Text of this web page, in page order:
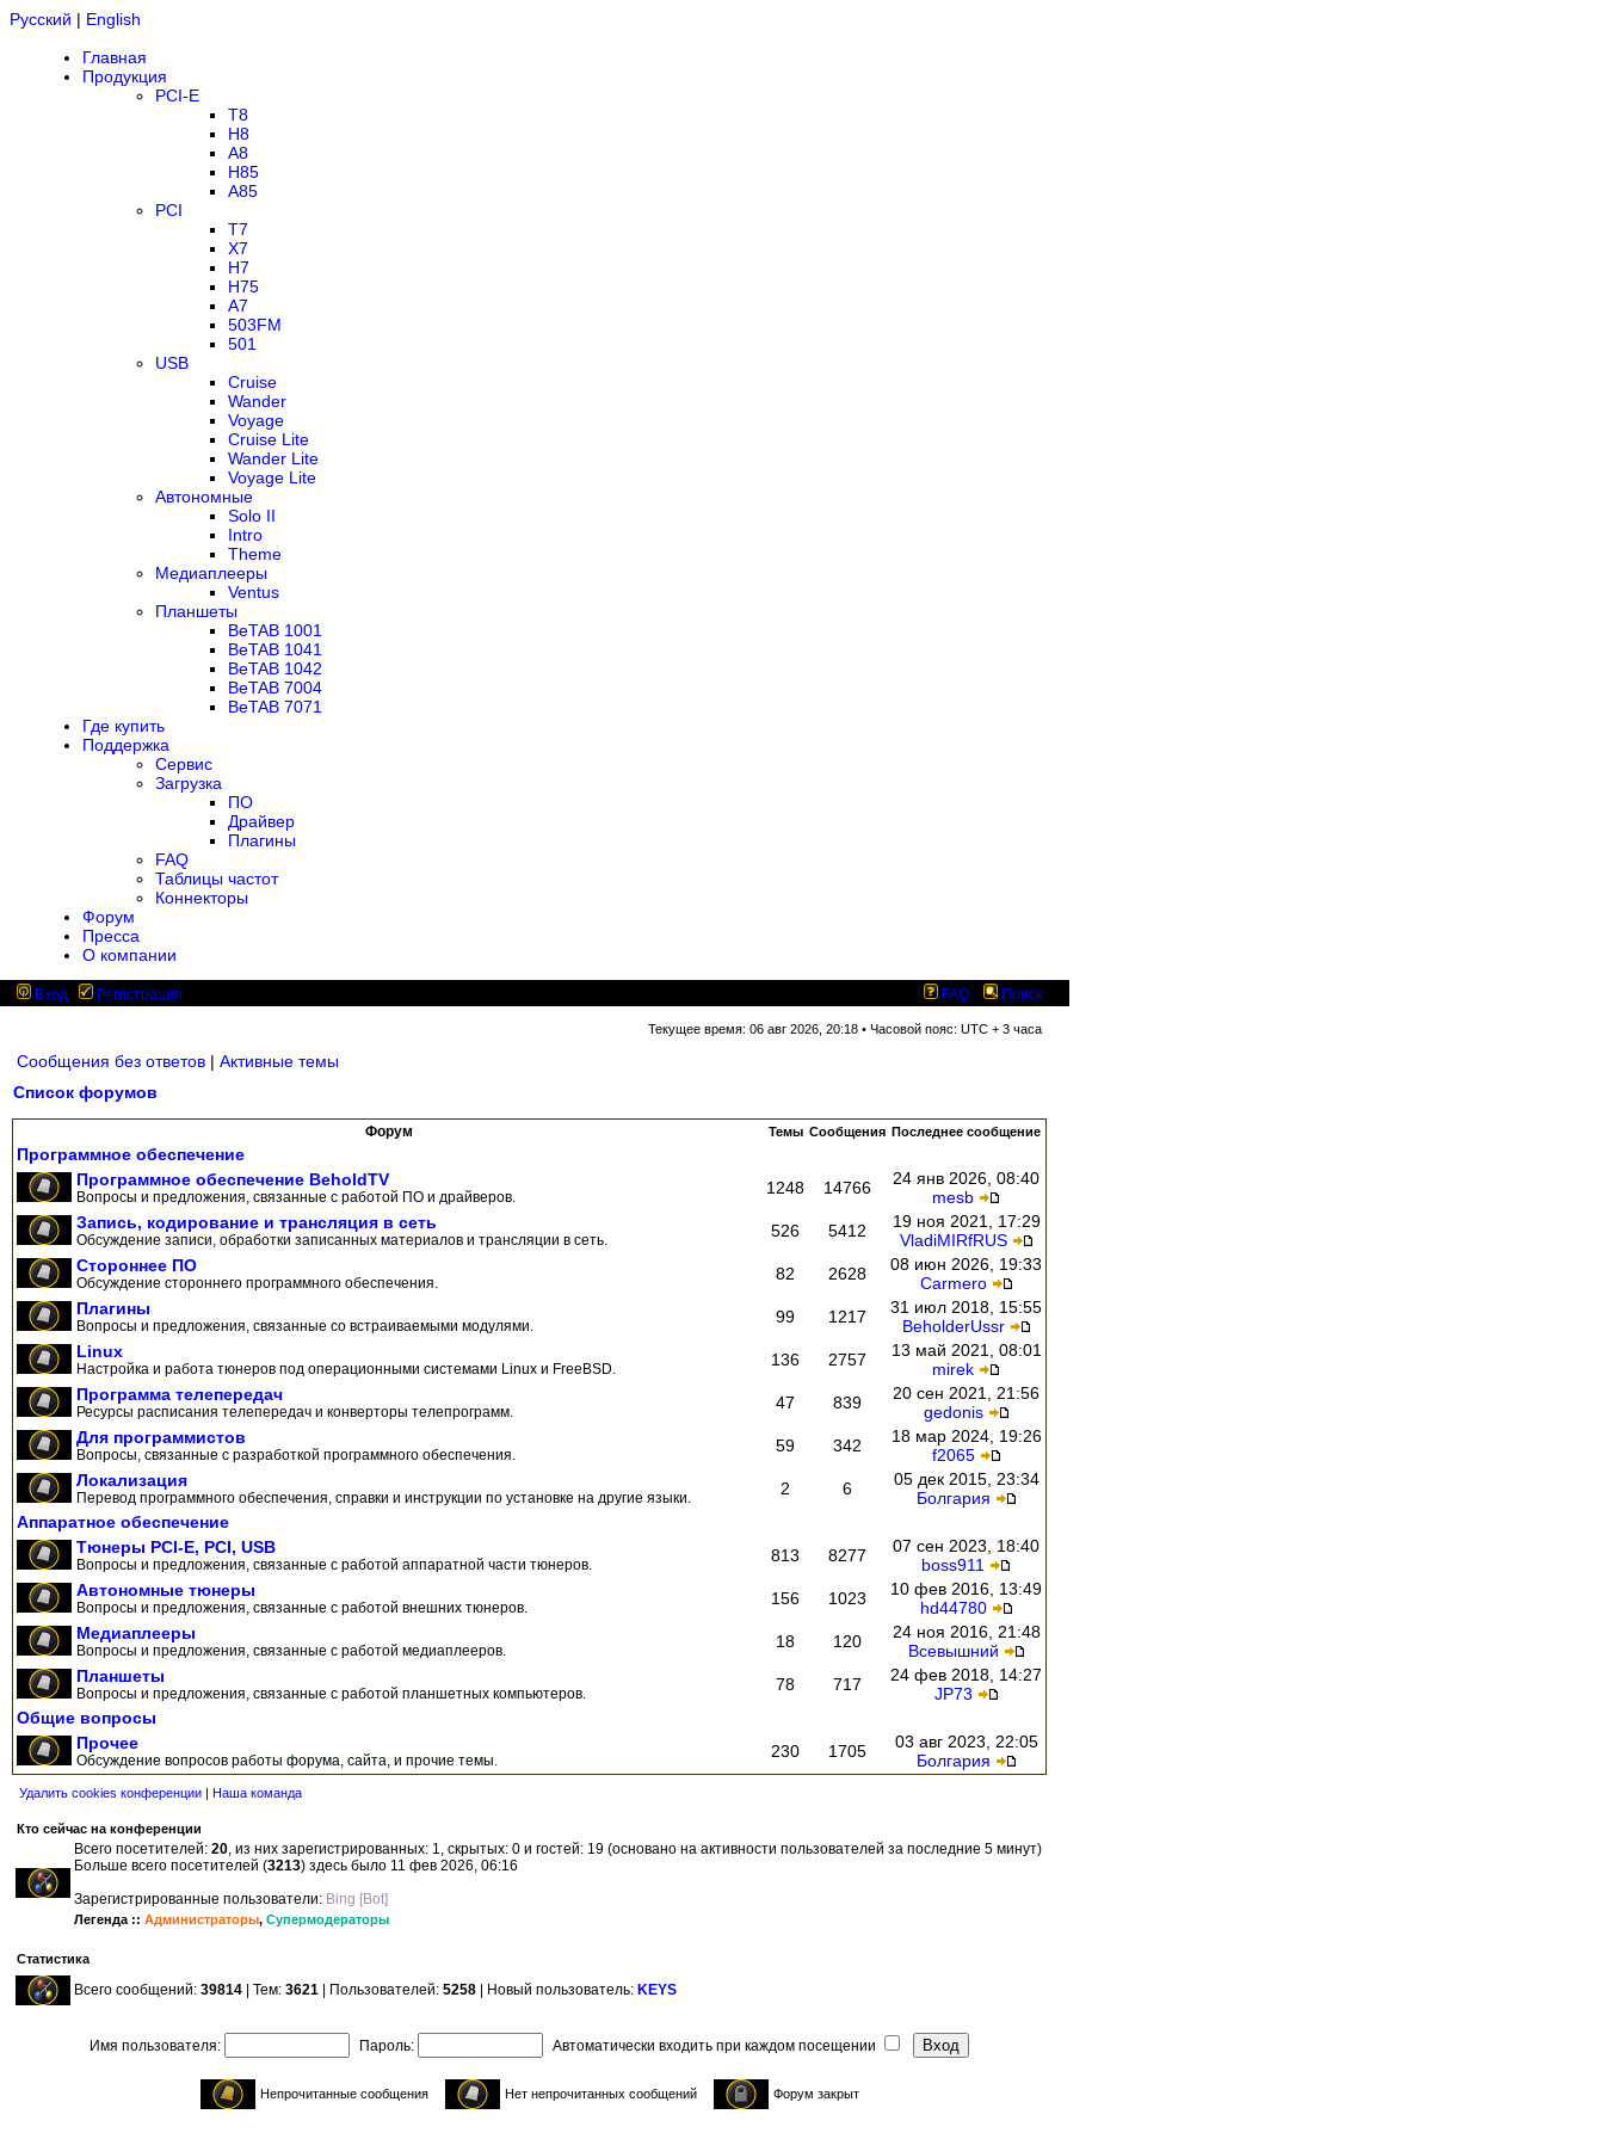
Русский | English
Главная
Продукция
PCI-E
T8
H8
A8
H85
A85
PCI
T7
X7
H7
H75
A7
503FM
501
USB
Cruise
Wander
Voyage
Cruise Lite
Wander Lite
Voyage Lite
Автономные
Solo II
Intro
Theme
Медиаплееры
Ventus
Планшеты
BeTAB 1001
BeTAB 1041
BeTAB 1042
BeTAB 7004
BeTAB 7071
Где купить
Поддержка
Сервис
Загрузка
ПО
Драйвер
Плагины
FAQ
Таблицы частот
Коннекторы
Форум
Пресса
О компании
Вход Регистрация FAQ Поиск
Текущее время: 06 авг 2026, 20:18 • Часовой пояс: UTC + 3 часа
Сообщения без ответов | Активные темы
Список форумов
Форум Темы Сообщения Последнее сообщение
Программное обеспечение
Программное обеспечение BeholdTV
Вопросы и предложения, связанные с работой ПО и драйверов. 1248 14766
24 янв 2026, 08:40
mesb
Запись, кодирование и трансляция в сеть
Обсуждение записи, обработки записанных материалов и трансляции в сеть. 526 5412
19 ноя 2021, 17:29
VladiMIRfRUS
Стороннее ПО
Обсуждение стороннего программного обеспечения. 82 2628
08 июн 2026, 19:33
Carmero
Плагины
Вопросы и предложения, связанные со встраиваемыми модулями. 99 1217
31 июл 2018, 15:55
BeholderUssr
Linux
Настройка и работа тюнеров под операционными системами Linux и FreeBSD. 136 2757
13 май 2021, 08:01
mirek
Программа телепередач
Ресурсы расписания телепередач и конверторы телепрограмм. 47 839
20 сен 2021, 21:56
gedonis
Для программистов
Вопросы, связанные с разработкой программного обеспечения. 59 342
18 мар 2024, 19:26
f2065
Локализация
Перевод программного обеспечения, справки и инструкции по установке на другие языки. 2 6
05 дек 2015, 23:34
Болгария
Аппаратное обеспечение
Тюнеры PCI-E, PCI, USB
Вопросы и предложения, связанные с работой аппаратной части тюнеров. 813 8277
07 сен 2023, 18:40
boss911
Автономные тюнеры
Вопросы и предложения, связанные с работой внешних тюнеров. 156 1023
10 фев 2016, 13:49
hd44780
Медиаплееры
Вопросы и предложения, связанные с работой медиаплееров. 18 120
24 ноя 2016, 21:48
Всевышний
Планшеты
Вопросы и предложения, связанные с работой планшетных компьютеров. 78 717
24 фев 2018, 14:27
JP73
Общие вопросы
Прочее
Обсуждение вопросов работы форума, сайта, и прочие темы. 230 1705
03 авг 2023, 22:05
Болгария
Удалить cookies конференции | Наша команда
Кто сейчас на конференции
Всего посетителей: 20, из них зарегистрированных: 1, скрытых: 0 и гостей: 19 (основано на активности пользователей за последние 5 минут)
Больше всего посетителей (3213) здесь было 11 фев 2026, 06:16
Зарегистрированные пользователи: Bing [Bot]
Легенда :: Администраторы, Супермодераторы
Статистика
Всего сообщений: 39814 | Тем: 3621 | Пользователей: 5258 | Новый пользователь: KEYS
Имя пользователя: Пароль: Автоматически входить при каждом посещении
Непрочитанные сообщения Нет непрочитанных сообщений Форум закрыт